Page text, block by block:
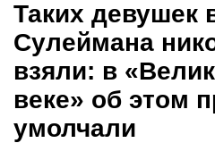
Таких девушек
Сулеймана
взяли: в
веке» об этом
умолчали